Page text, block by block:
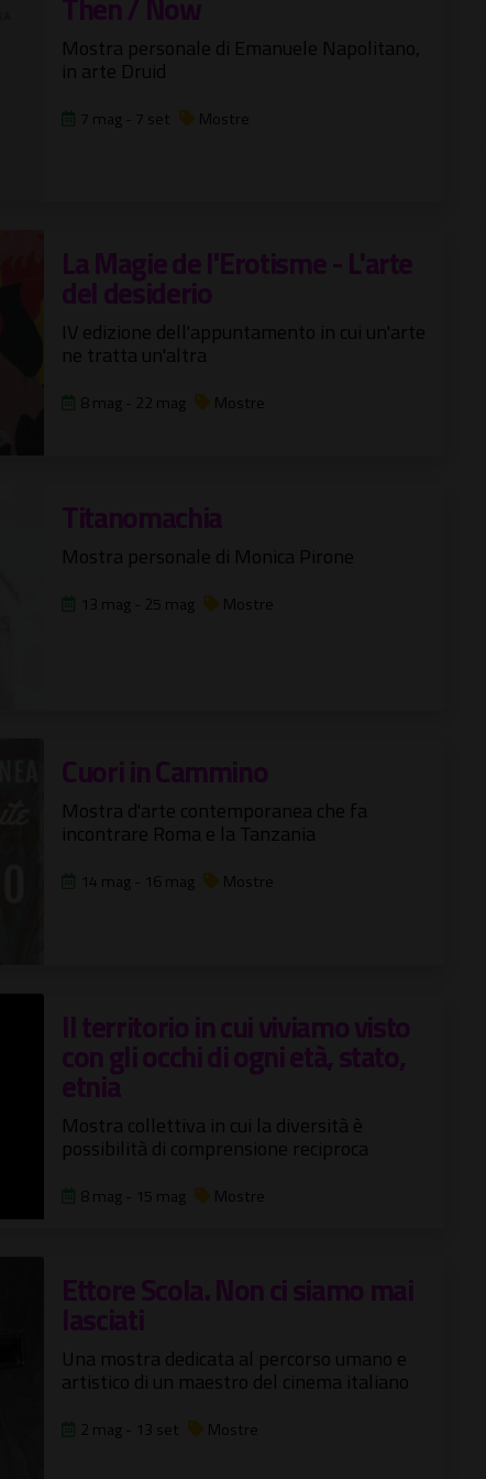
Mostra personale di Emanuele Napolitano,
in arte Druid
7 mag - 7 set Mostre
La Magie de l'Erotisme - L'arte
del desiderio
IV edizione dell'appuntamento in cui un'arte
ne tratta un'altra
8 mag - 22 mag Mostre
Titanomachia
Mostra personale di Monica Pirone
13 mag - 25 mag Mostre
Cuori in Cammino
Mostra d'arte contemporanea che fa
incontrare Roma e la Tanzania
14 mag - 16 mag Mostre
Il territorio in cui viviamo visto
con gli occhi di ogni età, stato,
etnia
Mostra collettiva in cui la diversità è
possibilità di comprensione reciproca
8 mag - 15 mag Mostre
Ettore Scola. Non ci siamo mai
lasciati
Una mostra dedicata al percorso umano e
artistico di un maestro del cinema italiano
2 mag - 13 set Mostre